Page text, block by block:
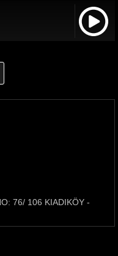
76/ 106 KIADIKÖY -